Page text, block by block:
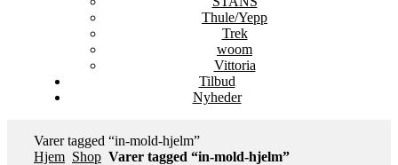
Thule/Yepp
Trek
woom
Vittoria
Tilbud
Nyheder
Varer tagged “in-mold-hjelm”
Hjem Shop Varer tagged “in-mold-hjelm”